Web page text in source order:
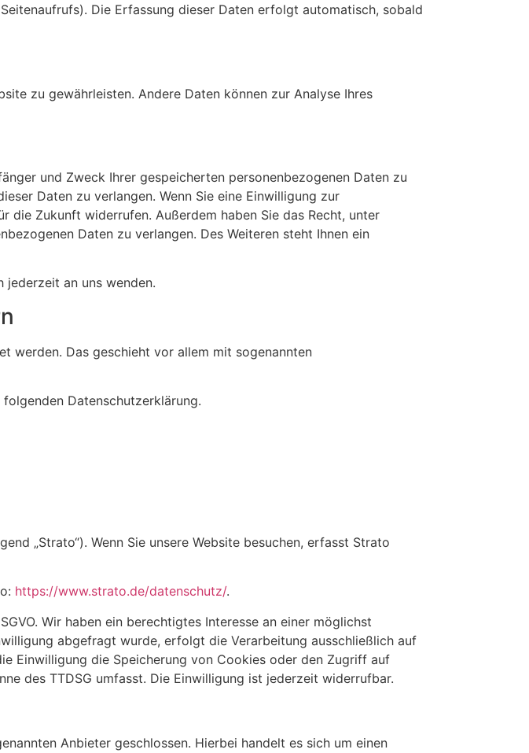
Die Erfassung dieser Daten erfolgt automatisch, sobald
zu gewährleisten. Andere Daten können zur Analyse Ihres
und Zweck Ihrer gespeicherten personenbezogenen Daten zu
Daten zu verlangen. Wenn Sie eine Einwilligung zur
Zukunft widerrufen. Außerdem haben Sie das Recht, unter
Daten zu verlangen. Des Weiteren steht Ihnen ein
jederzeit an uns wenden.
werden. Das geschieht vor allem mit sogenannten
Datenschutzerklärung.
„Strato“). Wenn Sie unsere Website besuchen, erfasst Strato
https://www.strato.de/datenschutz/.
Wir haben ein berechtigtes Interesse an einer möglichst
abgefragt wurde, erfolgt die Verarbeitung ausschließlich auf
Einwilligung die Speicherung von Cookies oder den Zugriff auf
des TTDSG umfasst. Die Einwilligung ist jederzeit widerrufbar.
Anbieter geschlossen. Hierbei handelt es sich um einen